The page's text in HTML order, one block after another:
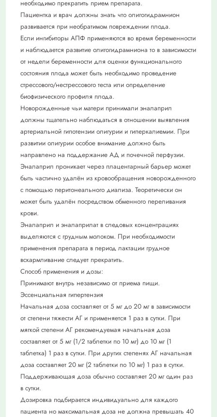
необходимо прекратить прием препарата.
Пациентка и врач должны знать что олигогидрамнион
развивается при необратимом повреждении плода.
Если ингибиторы АПФ применяются во время беременности
и наблюдается развитие олигогидрамниона то в зависимости
от недели беременности для оценки функционального
состояния плода может быть необходимо проведение
стрессового/нестрессового теста или определение
биофизического профиля плода.
Новорожденные чьи матери принимали эналаприл
должны тщательно наблюдаться в отношении выявления
артериальной гипотензии олигурии и гиперкалиемии. При
развитии олигурии особое внимание должно быть
направлено на поддержание АД и почечной перфузии.
Эналаприл проникает через плацентарный барьер может
быть частично удалён из кровообращения новорожденного
с помощью перитонеального диализа. Теоретически он
может быть удалён посредством обменного переливания
крови.
Эналаприл и эналаприлат в следовых концентрациях
выделяются с грудным молоком. При необходимости
применения препарата в период лактации грудное
вскармливание следует прекратить.
Способ применения и дозы:
Принимают внутрь независимо от приема пищи.
Эссенциальная гипертензия
Начальная доза составляет от 5 мг до 20 мг в зависимости
от степени тяжести АГ и применяется 1 раз в сутки. При
мягкой степени АГ рекомендуемая начальная доза
составляет от 5 мг (1/2 таблетки по 10 мг) до 10 мг (1
таблетка) 1 раз в сутки. При других степенях АГ начальная
доза составляет 20 мг (2 таблетки по 10 мг) 1 раз в сутки.
Поддерживающая доза обычно составляет 20 мг один раз
в сутки.
Дозировка подбирается индивидуально для каждого
пациента но максимальная доза не должна превышать 40